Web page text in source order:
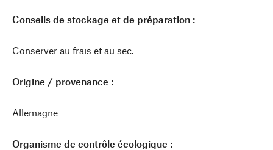
Conseils de stockage et de préparation :
Conserver au frais et au sec.
Origine / provenance :
Allemagne
Organisme de contrôle écologique :